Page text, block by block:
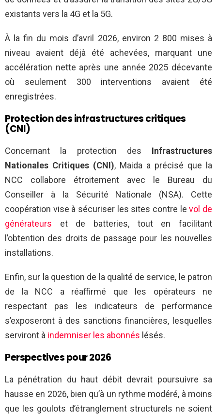
existants vers la 4G et la 5G.
À la fin du mois d’avril 2026, environ 2 800 mises à
niveau avaient déjà été achevées, marquant une
accélération nette après une année 2025 décevante
où seulement 300 interventions avaient été
enregistrées.
Protection des infrastructures critiques
(CNI)
Concernant la protection des Infrastructures
Nationales Critiques (CNI), Maida a précisé que la
NCC collabore étroitement avec le Bureau du
Conseiller à la Sécurité Nationale (NSA). Cette
coopération vise à sécuriser les sites contre levol de
générateurs et de batteries, tout en facilitant
l’obtention des droits de passage pour les nouvelles
installations.
Enfin, sur la question de la qualité de service, le patron
de la NCC a réaffirmé que les opérateurs ne
respectant pas les indicateurs de performance
s’exposeront à des sanctions financières, lesquelles
serviront à indemniser les abonnés lésés.
Perspectives pour 2026
La pénétration du haut débit devrait poursuivre sa
hausse en 2026, bien qu’à un rythme modéré, à moins
que les goulots d’étranglement structurels ne soient